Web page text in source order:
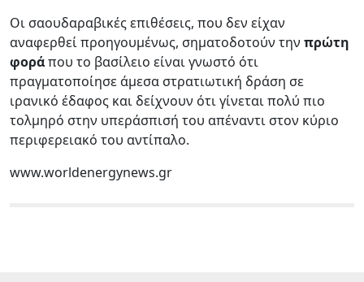
Οι σαουδαραβικές επιθέσεις, που δεν είχαν
αναφερθεί προηγουμένως, σηματοδοτούν την πρώτη
φοράπου το βασίλειο είναι γνωστό ότι
πραγματοποίησε άμεσα στρατιωτική δράση σε
ιρανικό έδαφος και δείχνουν ότι γίνεται πολύ πιο
τολμηρό στην υπεράσπισή του απέναντι στον κύριο
περιφερειακό του αντίπαλο.
www.worldenergynews.gr